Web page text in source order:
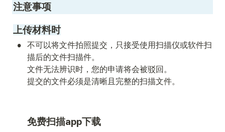
注意事项
上传材料时
•
不可以将文件拍照提交，只接受使用扫描仪或软件扫
描后的文件扫描件。
文件无法辨识时，您的申请将会被驳回。
提交的文件必须是清晰且完整的扫描文件。
免费扫描app下载